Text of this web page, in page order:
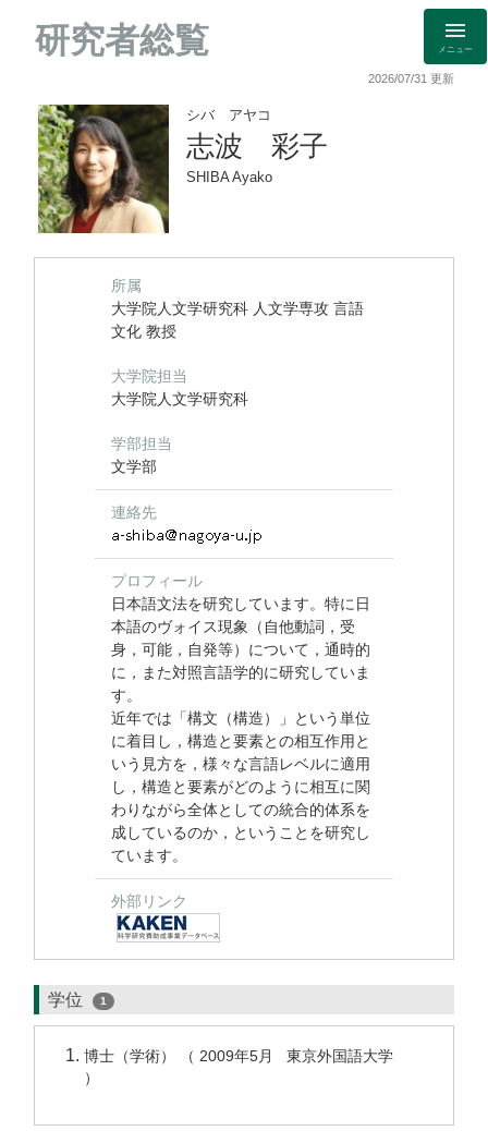
研究者総覧 メニュー
2026/07/31 更新
シバ アヤコ
志波 彩子
SHIBA Ayako
所属
大学院人文学研究科 人文学専攻 言語
文化 教授
大学院担当
大学院人文学研究科
学部担当
文学部
連絡先
プロフィール
日本語文法を研究しています。特に日
本語のヴォイス現象（自他動詞，受
身，可能，自発等）について，通時的
に，また対照言語学的に研究していま
す。
近年では「構文（構造）」という単位
に着目し，構造と要素との相互作用と
いう見方を，様々な言語レベルに適用
し，構造と要素がどのように相互に関
わりながら全体としての統合的体系を
成しているのか，ということを研究し
ています。
外部リンク
学位 1
博士（学術） （ 2009年5月 東京外国語大学
）